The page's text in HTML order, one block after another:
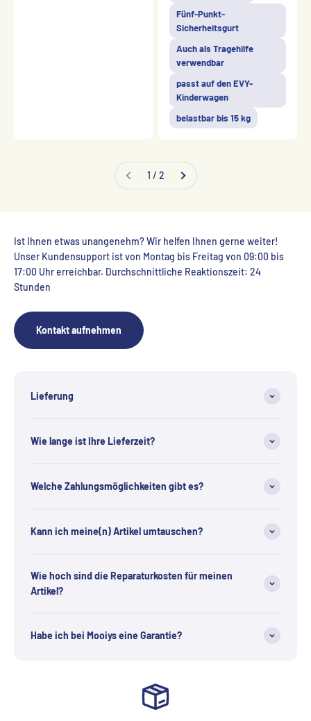
Fünf-Punkt-
Sicherheitsgurt
Auch als Tragehilfe
verwendbar
passt auf den EVY-
Kinderwagen
belastbar bis 15 kg
1 / 2
Ist Ihnen etwas unangenehm? Wir helfen Ihnen gerne weiter!
Unser Kundensupport ist von Montag bis Freitag von 09:00 bis
17:00 Uhr erreichbar. Durchschnittliche Reaktionszeit: 24
Stunden
Kontakt aufnehmen
Lieferung
Wie lange ist Ihre Lieferzeit?
Welche Zahlungsmöglichkeiten gibt es?
Kann ich meine(n) Artikel umtauschen?
Wie hoch sind die Reparaturkosten für meinen
Artikel?
Habe ich bei Mooiys eine Garantie?